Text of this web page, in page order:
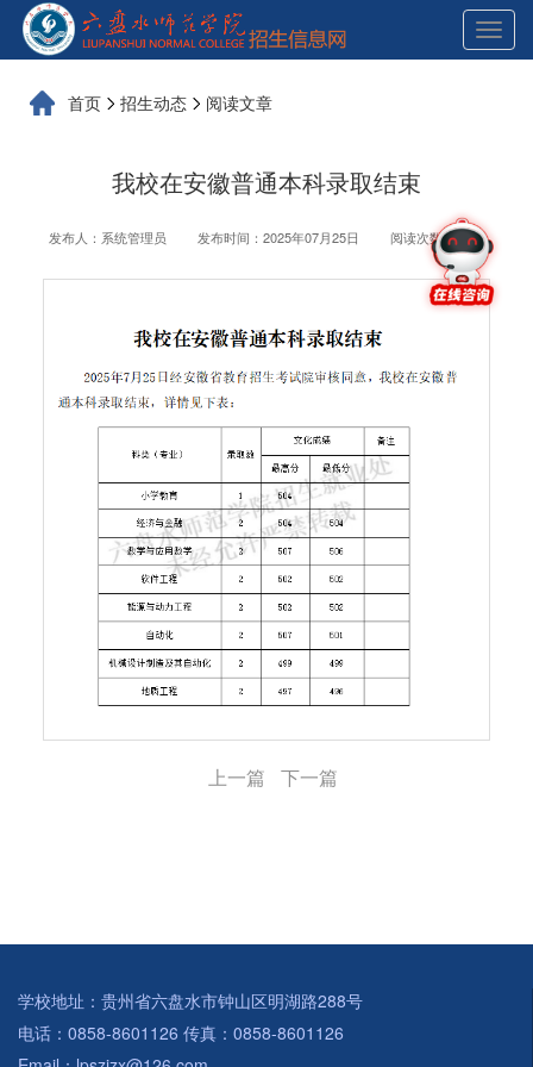
展
开
首页 招生动态 阅读文章
我校在安徽普通本科录取结束
发布人：系统管理员 发布时间：2025年07月25日 阅读次数：4585
上一篇 下一篇
学校地址：贵州省六盘水市钟山区明湖路288号
电话：0858-8601126 传真：0858-8601126